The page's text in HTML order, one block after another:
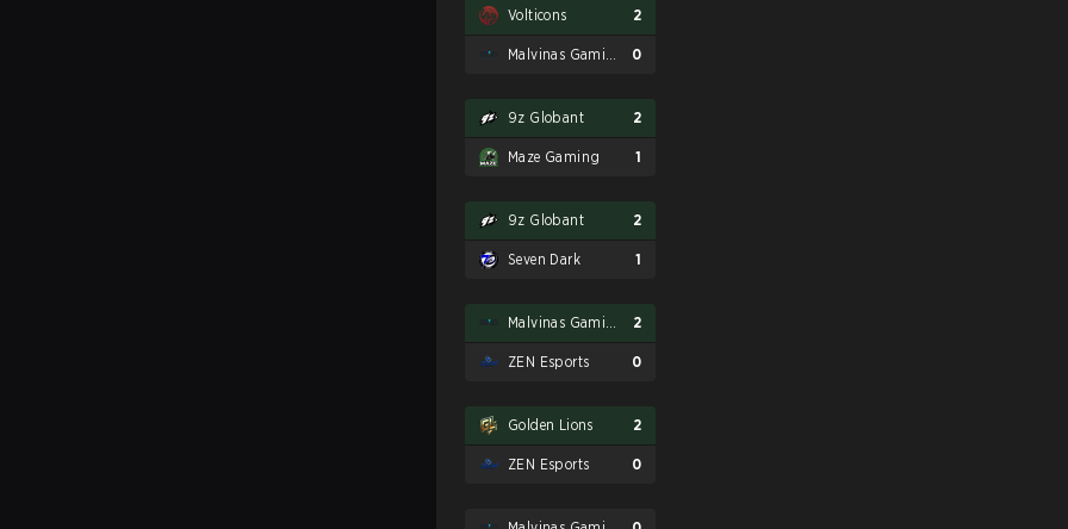
Volticons 2
0
9z Globant 2
Maze Gaming 1
9z Globant 2
Seven Dark 1
2
ZEN Esports 0
Golden Lions 2
ZEN Esports 0